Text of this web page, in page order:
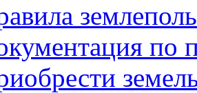
по